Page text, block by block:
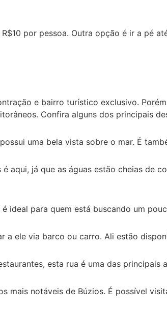
por pessoa. Outra opção é ir a pé
e bairro turístico exclusivo.
Confira alguns dos principais
uma bela vista sobre o mar. É
aqui, já que as águas estão cheias de
ideal para quem está buscando um
a ele via barco ou carro. Ali estão
esta rua é uma das principais
mais notáveis de Búzios. É possível